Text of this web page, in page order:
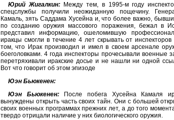
Юрий Жигалкин:Между тем, в 1995-м году
спецслужбы получили неожиданную пощечину.
Камаль, зять Саддама Хусейна и, что более важно,
по созданию оружия массового поражения, бежал в
представил информацию, ошеломившую
иракцы смогли в течение 4 лет скрывать от инспекторов
том, что Ирак производил и имел в своем арсенале
боеголовками. 4 года инспекторы прочесывали военные
перетряхивали иракские досье и не нашли ни одной
Вот что говорит об этом эпизоде
Юэн Бьюкенен:
Юэн Бьюкенен:После побега Хусейна Камаля
вынуждены открыть часть своих тайн. Они с большей
своих военных программах прежних лет, а до того
твердо отрицали наличие у них биологического оружия.